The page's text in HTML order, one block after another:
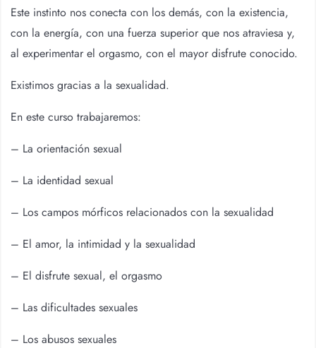
Este instinto nos conecta con los demás, con la existencia,
con la energía, con una fuerza superior que nos atraviesa y,
al experimentar el orgasmo, con el mayor disfrute conocido.
Existimos gracias a la sexualidad.
En este curso trabajaremos:
– La orientación sexual
– La identidad sexual
– Los campos mórficos relacionados con la sexualidad
– El amor, la intimidad y la sexualidad
– El disfrute sexual, el orgasmo
– Las dificultades sexuales
– Los abusos sexuales